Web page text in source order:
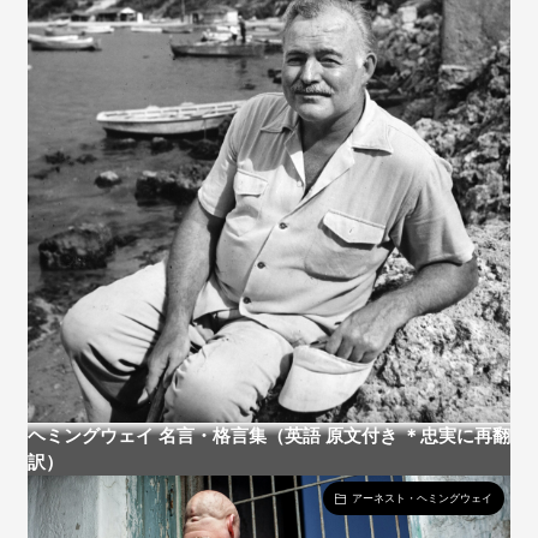
ヘミングウェイ 名言・格言集（英語 原文付き ＊忠実に再翻
訳）
アーネスト・ヘミングウェイ